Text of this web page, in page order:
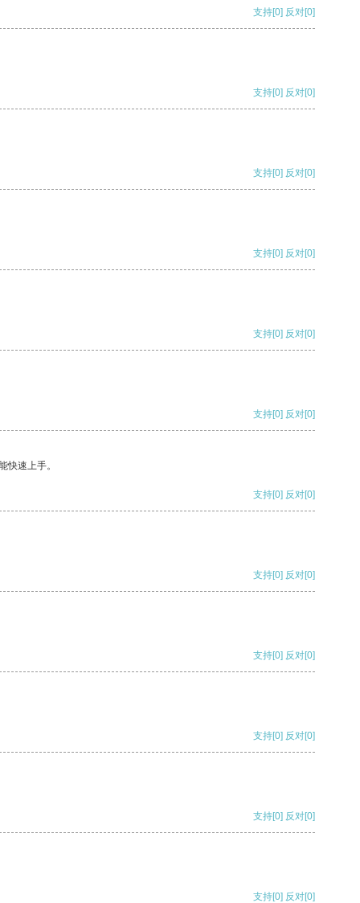
支持[0] 反对[0]
支持[0] 反对[0]
支持[0] 反对[0]
支持[0] 反对[0]
支持[0] 反对[0]
支持[0] 反对[0]
快速上手。
支持[0] 反对[0]
支持[0] 反对[0]
支持[0] 反对[0]
支持[0] 反对[0]
支持[0] 反对[0]
支持[0] 反对[0]